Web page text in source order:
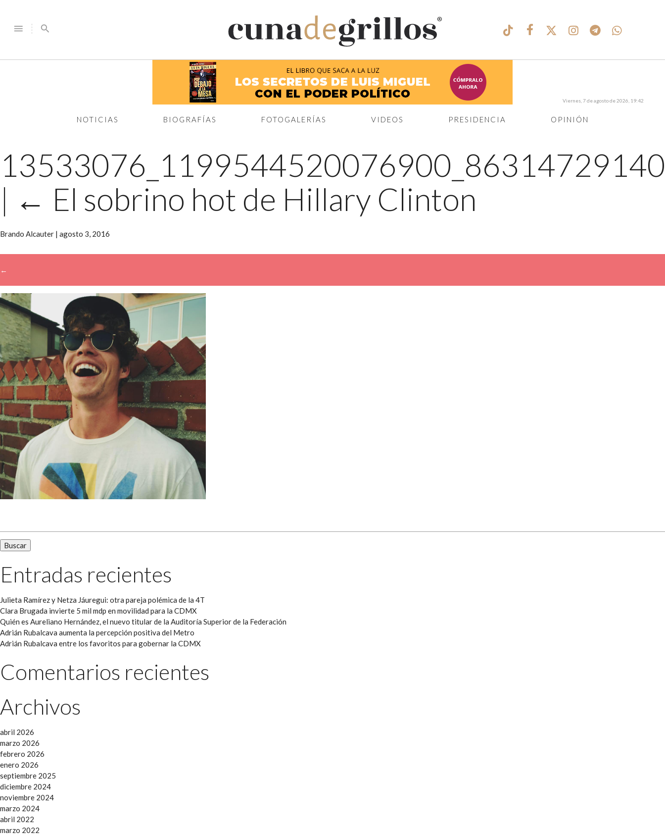
menu search
®
NOTICIAS BIOGRAFÍAS FOTOGALERÍAS VIDEOS PRESIDENCIA OPINIÓN
Viernes, 7 de agosto de 2026, 19:42
| ← El sobrino hot de Hillary Clinton
Brando Alcauter | agosto 3, 2016
←
→
Entradas recientes
Julieta Ramírez y Netza Jáuregui: otra pareja polémica de la 4T
Clara Brugada invierte 5 mil mdp en movilidad para la CDMX
Quién es Aureliano Hernández, el nuevo titular de la Auditoría Superior de la Federación
Adrián Rubalcava aumenta la percepción positiva del Metro
Adrián Rubalcava entre los favoritos para gobernar la CDMX
Comentarios recientes
Archivos
abril 2026
marzo 2026
febrero 2026
enero 2026
septiembre 2025
diciembre 2024
noviembre 2024
marzo 2024
abril 2022
marzo 2022